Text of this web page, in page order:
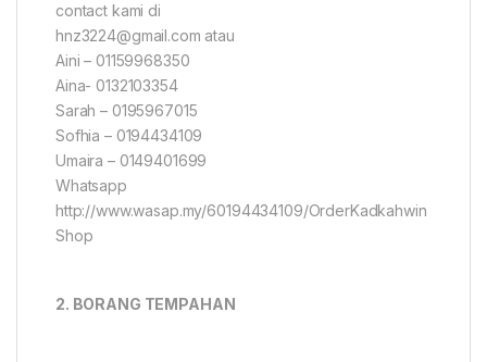
contact kami di
hnz3224@gmail.com atau
Aini – 01159968350
Aina- 0132103354
Sarah – 0195967015
Sofhia – 0194434109
Umaira – 0149401699
Whatsapp
http://www.wasap.my/60194434109/OrderKadkahwin
Shop
2. BORANG TEMPAHAN